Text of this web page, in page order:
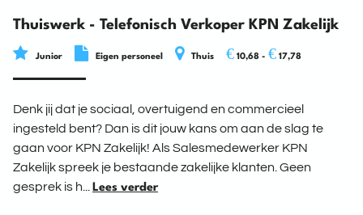
Thuiswerk - Telefonisch Verkoper KPN Zakelijk
Junior Eigen personeel Thuis € 10,68 - € 17,78
Denk jij dat je sociaal, overtuigend en commercieel
ingesteld bent? Dan is dit jouw kans om aan de slag te
gaan voor KPN Zakelijk! Als Salesmedewerker KPN
Zakelijk spreek je bestaande zakelijke klanten. Geen
gesprek is h...
Lees verder